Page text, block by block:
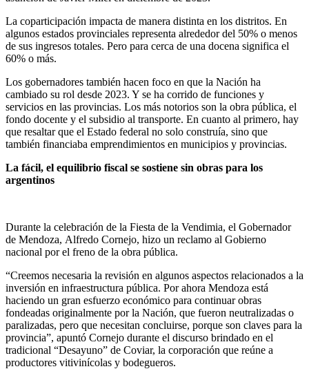
La coparticipación impacta de manera distinta en los distritos. En
algunos estados provinciales representa alrededor del 50% o menos
de sus ingresos totales. Pero para cerca de una docena significa el
60% o más.
Los gobernadores también hacen foco en que la Nación ha
cambiado su rol desde 2023. Y se ha corrido de funciones y
servicios en las provincias. Los más notorios son la obra pública, el
fondo docente y el subsidio al transporte. En cuanto al primero, hay
que resaltar que el Estado federal no solo construía, sino que
también financiaba emprendimientos en municipios y provincias.
La fácil, el equilibrio fiscal se sostiene sin obras para los
argentinos
Durante la celebración de la Fiesta de la Vendimia, el Gobernador
de Mendoza, Alfredo Cornejo, hizo un reclamo al Gobierno
nacional por el freno de la obra pública.
“Creemos necesaria la revisión en algunos aspectos relacionados a la
inversión en infraestructura pública. Por ahora Mendoza está
haciendo un gran esfuerzo económico para continuar obras
fondeadas originalmente por la Nación, que fueron neutralizadas o
paralizadas, pero que necesitan concluirse, porque son claves para la
provincia”, apuntó Cornejo durante el discurso brindado en el
tradicional “Desayuno” de Coviar, la corporación que reúne a
productores vitivinícolas y bodegueros.